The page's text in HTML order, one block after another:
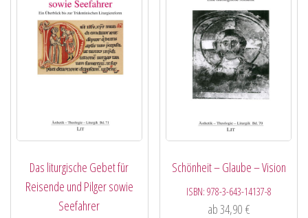
Das liturgische Gebet für
Reisende und Pilger sowie
Seefahrer
Schönheit – Glaube – Vision
ISBN: 978-3-643-14137-8
ab34,90 €